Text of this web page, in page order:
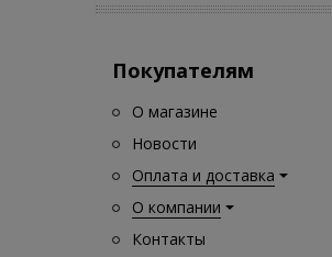
Покупателям
О магазине
Новости
Оплата и доставка
О компании
Контакты